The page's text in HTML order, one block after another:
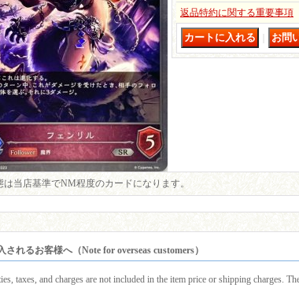
返品特約に関する重要事項
当店基準でNM程度のカードになります。
されるお客様へ（Note for overseas customers）
taxes, and charges are not included in the item price or shipping charges.